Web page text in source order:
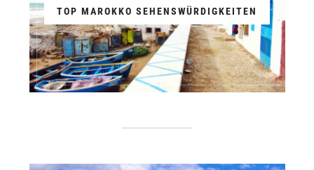
TOP MAROKKO SEHENSWÜRDIGKEITEN